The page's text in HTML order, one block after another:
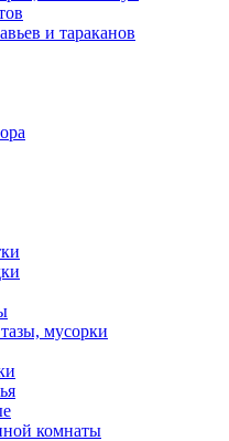
и тараканов
мусорки
комнаты